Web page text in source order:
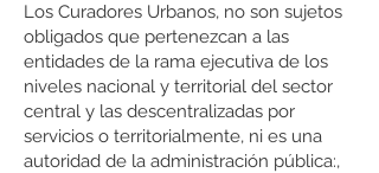
Los Curadores Urbanos, no son sujetos
obligados que pertenezcan a las
entidades de la rama ejecutiva de los
niveles nacional y territorial del sector
central y las descentralizadas por
servicios o territorialmente, ni es una
autoridad de la administración pública:,